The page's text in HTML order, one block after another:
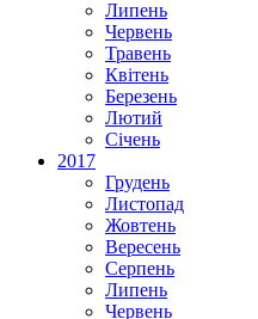
Липень
Червень
Травень
Квітень
Березень
Лютий
Січень
2017
Грудень
Листопад
Жовтень
Вересень
Серпень
Липень
Червень